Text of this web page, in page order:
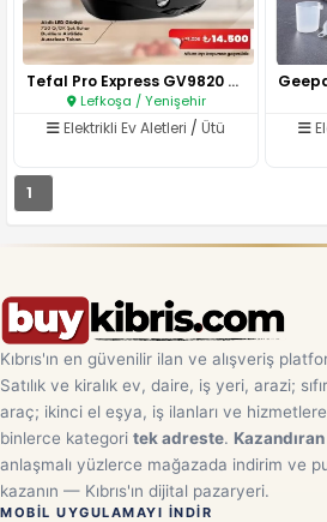
Tefal Pro Express GV9820 Visio..
Lefkoşa / Yenişehir
Elektrikli Ev Aletleri / Ütü
1
Kıbrıs'ın en güvenilir ilan ve alışveriş
Satılık ve kiralık ev, daire, iş yeri, arazi;
araç; ikinci el eşya, iş ilanları ve
binlerce kategori tek adreste.
anlaşmalı yüzlerce mağazada indirim ve
kazanın — Kıbrıs'ın dijital pazaryeri.
MOBIL UYGULAMAYI INDIR